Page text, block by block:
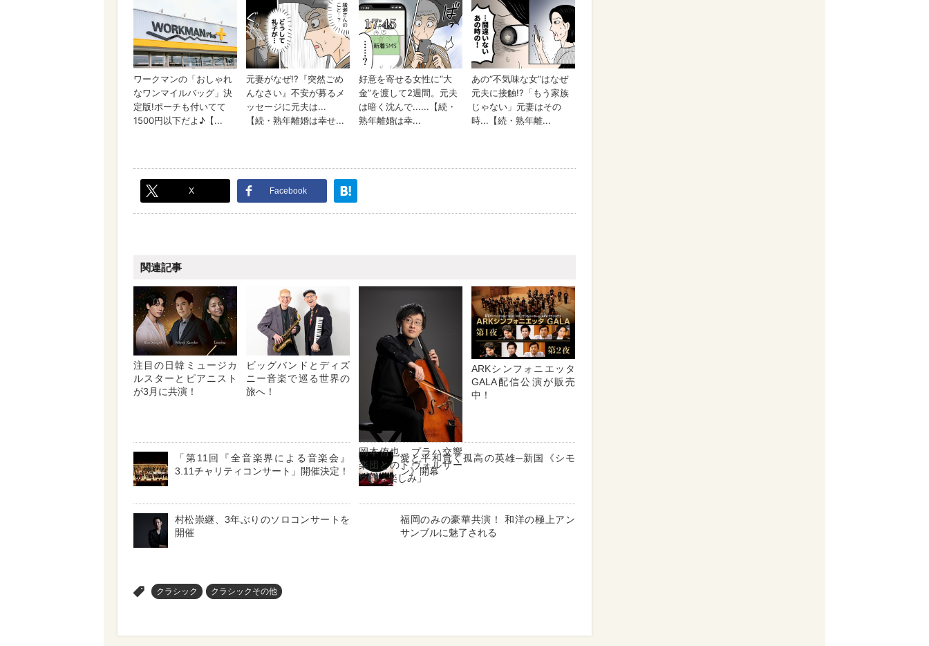
X Facebook
関連記事
注目の日韓ミュージカ
ルスターとピアニスト
が3月に共演！
ビッグバンドとディズ
ニー音楽で巡る世界の
旅へ！
岡本侑也、プラハ交響
楽団とのドヴォルザー
クに「楽しみ」
ARKシンフォニエッタ
GALA配信公演が販売
中！
「第11回『全音楽界による音楽会』
3.11チャリティコンサート」開催決定！
愛と平和貫く孤高の英雄─新国《シモ
ン》開幕
村松崇継、3年ぶりのソロコンサートを
開催
福岡のみの豪華共演！ 和洋の極上アン
サンブルに魅了される
クラシック クラシックその他